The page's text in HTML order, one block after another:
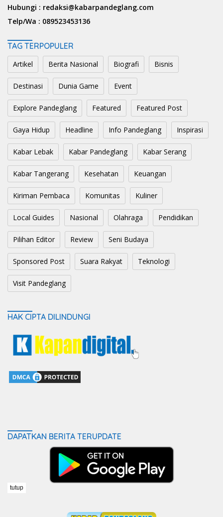
Hubungi : redaksi@kabarpandeglang.com
Telp/Wa : 089523453136
TAG TERPOPULER
Artikel Berita Nasional Biografi Bisnis
Destinasi Dunia Game Event
Explore Pandeglang Featured Featured Post
Gaya Hidup Headline Info Pandeglang Inspirasi
Kabar Lebak Kabar Pandeglang Kabar Serang
Kabar Tangerang Kesehatan Keuangan
Kiriman Pembaca Komunitas Kuliner
Local Guides Nasional Olahraga Pendidikan
Pilihan Editor Review Seni Budaya
Sponsored Post Suara Rakyat Teknologi
Visit Pandeglang
HAK CIPTA DILINDUNGI
DAPATKAN BERITA TERUPDATE
tutup